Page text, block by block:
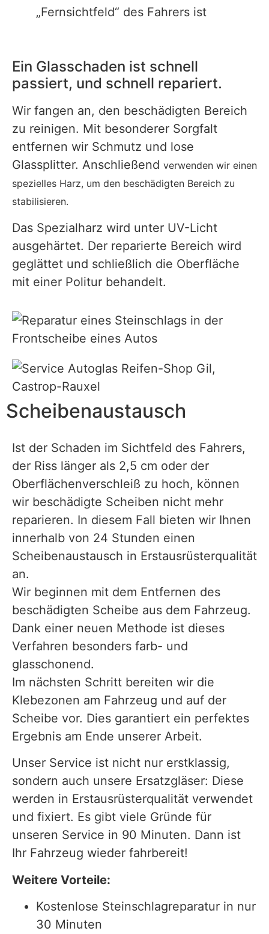
„Fernsichtfeld“ des Fahrers ist
Ein Glasschaden ist schnell
passiert, und schnell repariert.
Wir fangen an, den beschädigten Bereich
zu reinigen. Mit besonderer Sorgfalt
entfernen wir Schmutz und lose
Glassplitter. Anschließend verwenden wir einen
spezielles Harz, um den beschädigten Bereich zu
stabilisieren.
Das Spezialharz wird unter UV-Licht
ausgehärtet. Der reparierte Bereich wird
geglättet und schließlich die Oberfläche
mit einer Politur behandelt.
Scheibenaustausch
Ist der Schaden im Sichtfeld des Fahrers,
der Riss länger als 2,5 cm oder der
Oberflächenverschleiß zu hoch, können
wir beschädigte Scheiben nicht mehr
reparieren. In diesem Fall bieten wir Ihnen
innerhalb von 24 Stunden einen
Scheibenaustausch in Erstausrüsterqualität
an.
Wir beginnen mit dem Entfernen des
beschädigten Scheibe aus dem Fahrzeug.
Dank einer neuen Methode ist dieses
Verfahren besonders farb- und
glasschonend.
Im nächsten Schritt bereiten wir die
Klebezonen am Fahrzeug und auf der
Scheibe vor. Dies garantiert ein perfektes
Ergebnis am Ende unserer Arbeit.
Unser Service ist nicht nur erstklassig,
sondern auch unsere Ersatzgläser: Diese
werden in Erstausrüsterqualität verwendet
und fixiert. Es gibt viele Gründe für
unseren Service in 90 Minuten. Dann ist
Ihr Fahrzeug wieder fahrbereit!
Weitere Vorteile:
Kostenlose Steinschlagreparatur in nur
30 Minuten